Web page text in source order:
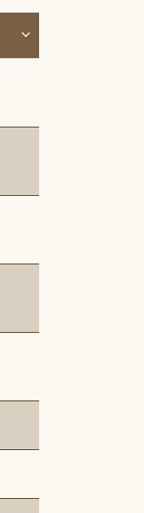
降冪)
按發佈時間